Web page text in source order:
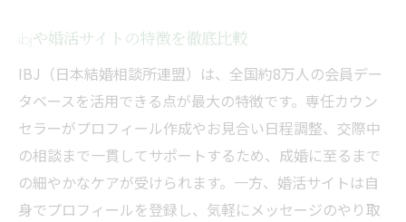
結婚相談所と婚活サイトの違いを徹底解説
婚活パーティーと併用するサイト活用法
ibj連携の婚活サイトを選ぶポイント
婚活サイトで安心して出会うための注意点
結婚相談所会員に人気の婚活サイト活用術
3ヶ月ルールの本質と成婚への流れ
ibjや婚活サイトの特徴を徹底比較
IBJ（日本結婚相談所連盟）は、全国約8万人の会員デー
タベースを活用できる点が最大の特徴です。専任カウン
セラーがプロフィール作成やお見合い日程調整、交際中
の相談まで一貫してサポートするため、成婚に至るまで
の細やかなケアが受けられます。一方、婚活サイトは自
身でプロフィールを登録し、気軽にメッセージのやり取